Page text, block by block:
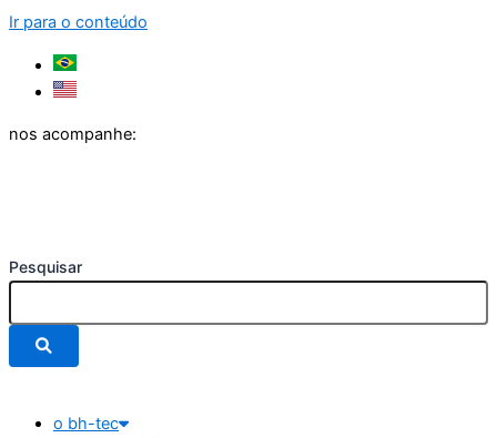
Ir para o conteúdo
nos acompanhe:
Pesquisar
o bh-tec